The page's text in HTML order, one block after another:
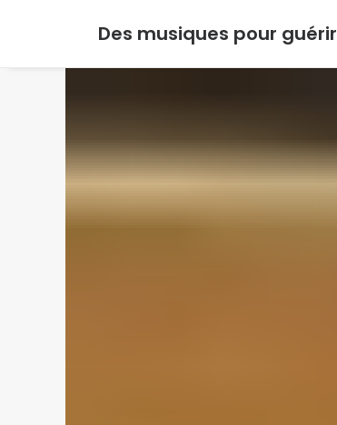
Des musiques pour guérir